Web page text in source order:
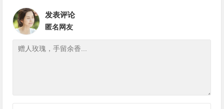
发表评论
匿名网友